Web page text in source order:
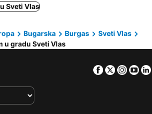
Sveti Vlas
Bugarska Burgas
Sveti Vlas
u gradu Sveti Vlas
Facebook
Twitter